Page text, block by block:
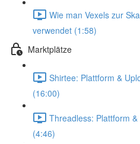
Wie man Vexels zur
verwendet (1:58)
Marktplätze
Shirtee: Plattform &
(16:00)
Threadless: Plattform
(4:46)